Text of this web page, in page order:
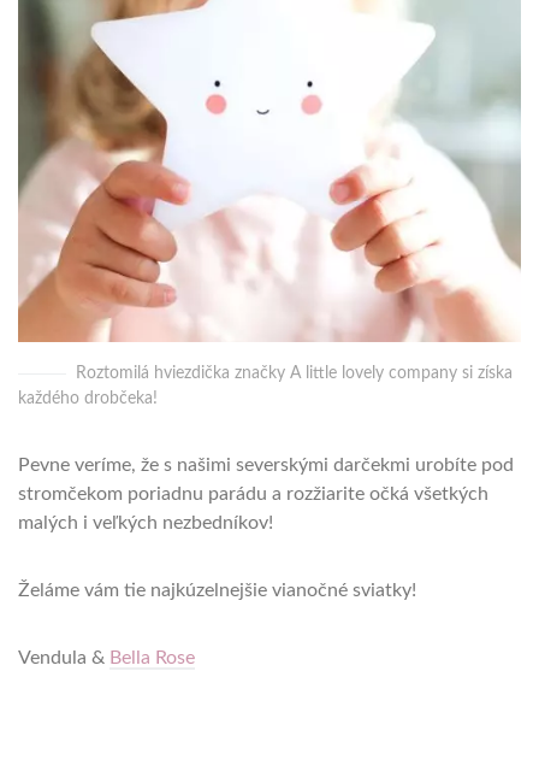
Roztomilá hviezdička značky A little lovely company si získa
každého drobčeka!
Pevne veríme, že s našimi severskými darčekmi urobíte pod
stromčekom poriadnu parádu a rozžiarite očká všetkých
malých i veľkých nezbedníkov!
Želáme vám tie najkúzelnejšie vianočné sviatky!
Vendula & Bella Rose